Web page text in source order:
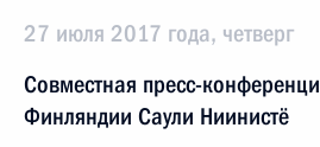
27 июля 2017 года, четверг
Совместная пресс-
Финляндии Саули Ниинистё